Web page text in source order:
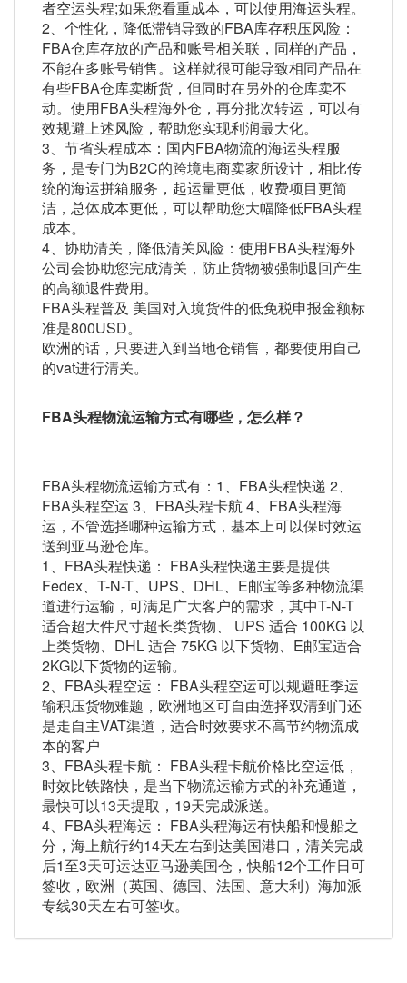
者空运头程;如果您看重成本，可以使用海运头程。
2、个性化，降低滞销导致的FBA库存积压风险：
FBA仓库存放的产品和账号相关联，同样的产品，
不能在多账号销售。这样就很可能导致相同产品在
有些FBA仓库卖断货，但同时在另外的仓库卖不
动。使用FBA头程海外仓，再分批次转运，可以有
效规避上述风险，帮助您实现利润最大化。
3、节省头程成本：国内FBA物流的海运头程服
务，是专门为B2C的跨境电商卖家所设计，相比传
统的海运拼箱服务，起运量更低，收费项目更简
洁，总体成本更低，可以帮助您大幅降低FBA头程
成本。
4、协助清关，降低清关风险：使用FBA头程海外
公司会协助您完成清关，防止货物被强制退回产生
的高额退件费用。
FBA头程普及 美国对入境货件的低免税申报金额标
准是800USD。
欧洲的话，只要进入到当地仓销售，都要使用自己
的vat进行清关。
FBA头程物流运输方式有哪些，怎么样？
FBA头程物流运输方式有：1、FBA头程快递 2、
FBA头程空运 3、FBA头程卡航 4、FBA头程海
运，不管选择哪种运输方式，基本上可以保时效运
送到亚马逊仓库。
1、FBA头程快递： FBA头程快递主要是提供
Fedex、T-N-T、UPS、DHL、E邮宝等多种物流渠
道进行运输，可满足广大客户的需求，其中T-N-T
适合超大件尺寸超长类货物、 UPS 适合 100KG 以
上类货物、DHL 适合 75KG 以下货物、E邮宝适合
2KG以下货物的运输。
2、FBA头程空运： FBA头程空运可以规避旺季运
输积压货物难题，欧洲地区可自由选择双清到门还
是走自主VAT渠道，适合时效要求不高节约物流成
本的客户
3、FBA头程卡航： FBA头程卡航价格比空运低，
时效比铁路快，是当下物流运输方式的补充通道，
最快可以13天提取，19天完成派送。
4、FBA头程海运： FBA头程海运有快船和慢船之
分，海上航行约14天左右到达美国港口，清关完成
后1至3天可运达亚马逊美国仓，快船12个工作日可
签收，欧洲（英国、德国、法国、意大利）海加派
专线30天左右可签收。